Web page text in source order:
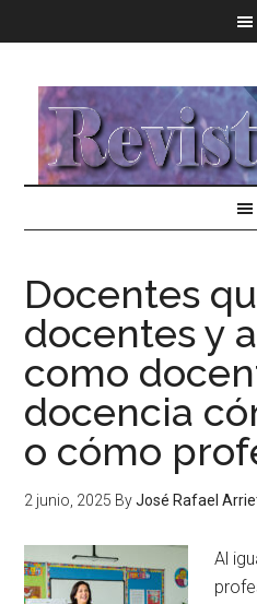
Docentes
docentes y
como
docencia
o cómo
2 junio, 2025 ByJosé Rafael
Al